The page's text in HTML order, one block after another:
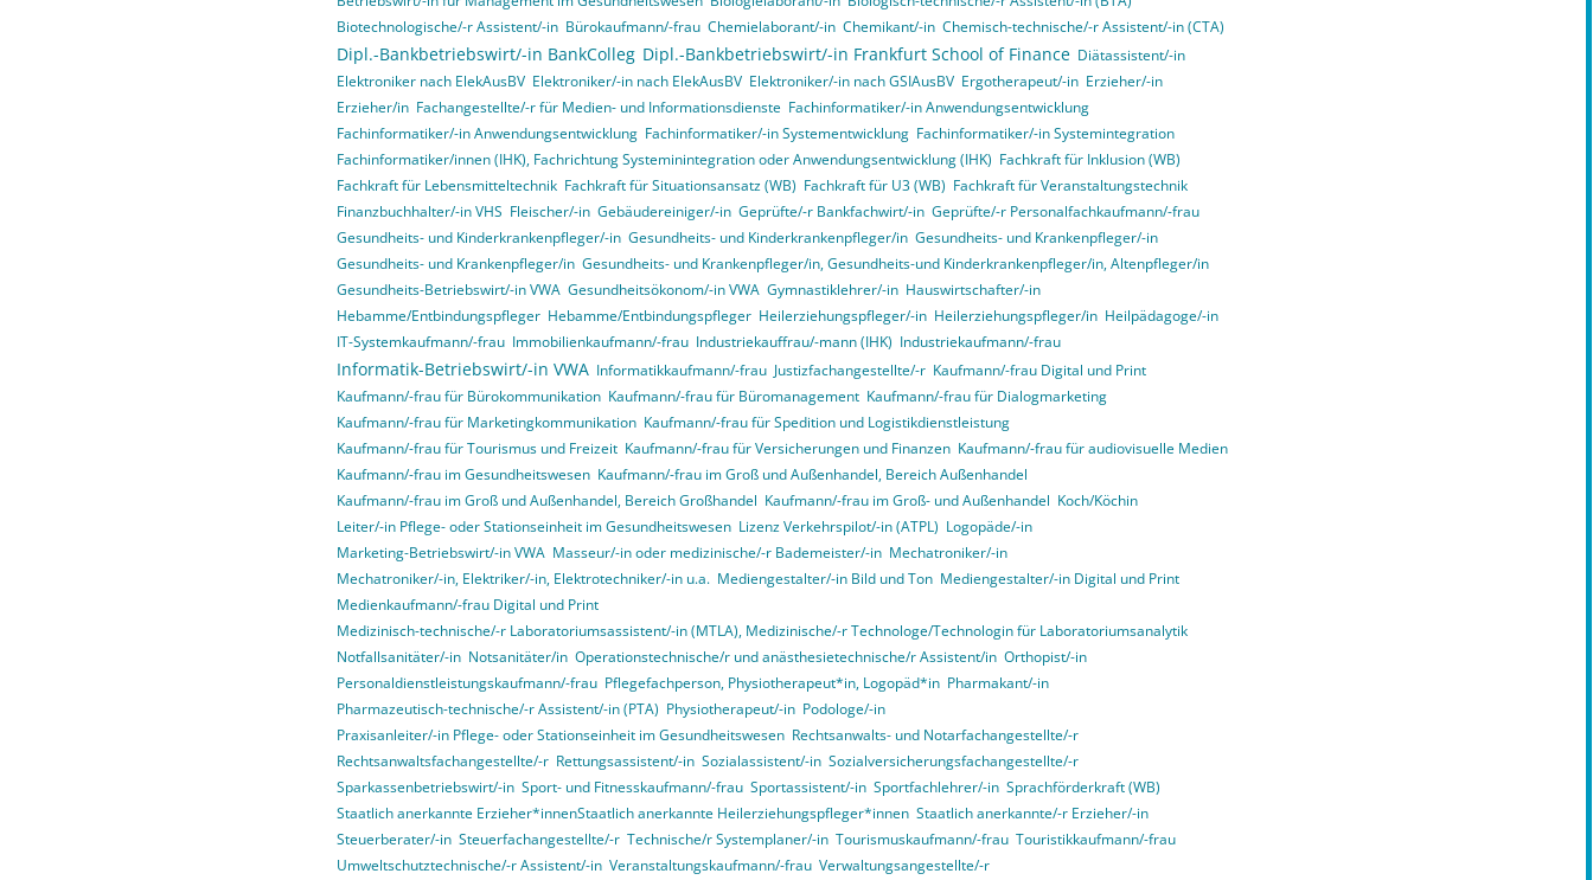
Biotechnologische/-r Assistent/-in Bürokaufmann/-frau Chemielaborant/-in Chemikant/-in Chemisch-technische/-r Assistent/-in (CTA)
Dipl.-Bankbetriebswirt/-in BankColleg Dipl.-Bankbetriebswirt/-in Frankfurt School of Finance Diätassistent/-in
Elektroniker nach ElekAusBV Elektroniker/-in nach ElekAusBV Elektroniker/-in nach GSIAusBV Ergotherapeut/-in Erzieher/-in
Erzieher/in Fachangestellte/-r für Medien- und Informationsdienste Fachinformatiker/-in Anwendungsentwicklung
Fachinformatiker/-in Anwendungsentwicklung Fachinformatiker/-in Systementwicklung Fachinformatiker/-in Systemintegration
Fachinformatiker/innen (IHK), Fachrichtung Systeminintegration oder Anwendungsentwicklung (IHK) Fachkraft für Inklusion (WB)
Fachkraft für Lebensmitteltechnik Fachkraft für Situationsansatz (WB) Fachkraft für U3 (WB) Fachkraft für Veranstaltungstechnik
Finanzbuchhalter/-in VHS Fleischer/-in Gebäudereiniger/-in Geprüfte/-r Bankfachwirt/-in Geprüfte/-r Personalfachkaufmann/-frau
Gesundheits- und Kinderkrankenpfleger/-in Gesundheits- und Kinderkrankenpfleger/in Gesundheits- und Krankenpfleger/-in
Gesundheits- und Krankenpfleger/in Gesundheits- und Krankenpfleger/in, Gesundheits-und Kinderkrankenpfleger/in, Altenpfleger/in
Gesundheits-Betriebswirt/-in VWA Gesundheitsökonom/-in VWA Gymnastiklehrer/-in Hauswirtschafter/-in
Hebamme/Entbindungspfleger Hebamme/Entbindungspfleger Heilerziehungspfleger/-in Heilerziehungspfleger/in Heilpädagoge/-in
IT-Systemkaufmann/-frau Immobilienkaufmann/-frau Industriekauffrau/-mann (IHK) Industriekaufmann/-frau
Informatik-Betriebswirt/-in VWA Informatikkaufmann/-frau Justizfachangestellte/-r Kaufmann/-frau Digital und Print
Kaufmann/-frau für Bürokommunikation Kaufmann/-frau für Büromanagement Kaufmann/-frau für Dialogmarketing
Kaufmann/-frau für Marketingkommunikation Kaufmann/-frau für Spedition und Logistikdienstleistung
Kaufmann/-frau für Tourismus und Freizeit Kaufmann/-frau für Versicherungen und Finanzen Kaufmann/-frau für audiovisuelle Medien
Kaufmann/-frau im Gesundheitswesen Kaufmann/-frau im Groß und Außenhandel, Bereich Außenhandel
Kaufmann/-frau im Groß und Außenhandel, Bereich Großhandel Kaufmann/-frau im Groß- und Außenhandel Koch/Köchin
Leiter/-in Pflege- oder Stationseinheit im Gesundheitswesen Lizenz Verkehrspilot/-in (ATPL) Logopäde/-in
Marketing-Betriebswirt/-in VWA Masseur/-in oder medizinische/-r Bademeister/-in Mechatroniker/-in
Mechatroniker/-in, Elektriker/-in, Elektrotechniker/-in u.a. Mediengestalter/-in Bild und Ton Mediengestalter/-in Digital und Print
Medienkaufmann/-frau Digital und Print
Medizinisch-technische/-r Laboratoriumsassistent/-in (MTLA), Medizinische/-r Technologe/Technologin für Laboratoriumsanalytik
Notfallsanitäter/-in Notsanitäter/in Operationstechnische/r und anästhesietechnische/r Assistent/in Orthopist/-in
Personaldienstleistungskaufmann/-frau Pflegefachperson, Physiotherapeut*in, Logopäd*in Pharmakant/-in
Pharmazeutisch-technische/-r Assistent/-in (PTA) Physiotherapeut/-in Podologe/-in
Praxisanleiter/-in Pflege- oder Stationseinheit im Gesundheitswesen Rechtsanwalts- und Notarfachangestellte/-r
Rechtsanwaltsfachangestellte/-r Rettungsassistent/-in Sozialassistent/-in Sozialversicherungsfachangestellte/-r
Sparkassenbetriebswirt/-in Sport- und Fitnesskaufmann/-frau Sportassistent/-in Sportfachlehrer/-in Sprachförderkraft (WB)
Staatlich anerkannte Erzieher*innenStaatlich anerkannte Heilerziehungspfleger*innen Staatlich anerkannte/-r Erzieher/-in
Steuerberater/-in Steuerfachangestellte/-r Technische/r Systemplaner/-in Tourismuskaufmann/-frau Touristikkaufmann/-frau
Umweltschutztechnische/-r Assistent/-in Veranstaltungskaufmann/-frau Verwaltungsangestellte/-r